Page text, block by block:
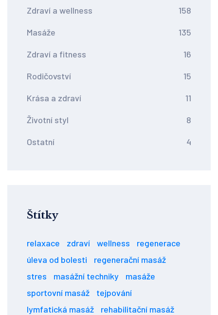
Zdraví a wellness 158
Masáže 135
Zdraví a fitness 16
Rodičovství 15
Krása a zdraví 11
Životní styl 8
Ostatní 4
Štítky
relaxace zdraví wellness
regenerace
úleva od bolesti
regenerační masáž
stres
masážní techniky
masáže
sportovní masáž
tejpování
lymfatická masáž
rehabilitační masáž